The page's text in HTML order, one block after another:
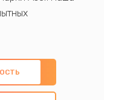
знаниями и
ремонт с
компонентов, а
всех